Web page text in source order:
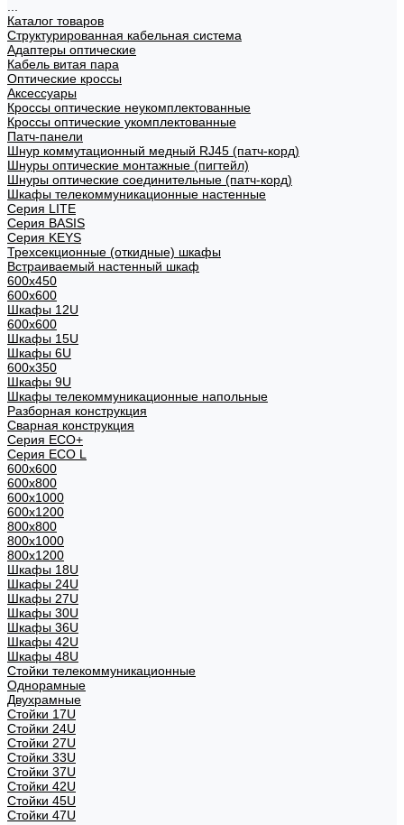
Каталог товаров
Структурированная кабельная система
Адаптеры оптические
Кабель витая пара
Оптические кроссы
Аксессуары
Кроссы оптические неукомплектованные
Кроссы оптические укомплектованные
Патч-панели
Шнур коммутационный медный RJ45 (патч-корд)
Шнуры оптические монтажные (пигтейл)
Шнуры оптические соединительные (патч-корд)
Шкафы телекоммуникационные настенные
Cерия LITE
Cерия BASIS
Cерия KEYS
Трехсекционные (откидные) шкафы
Встраиваемый настенный шкаф
600x450
600x600
Шкафы 12U
600x600
Шкафы 15U
Шкафы 6U
600x350
Шкафы 9U
Шкафы телекоммуникационные напольные
Разборная конструкция
Сварная конструкция
Серия ECO+
Серия ECO L
600x600
600x800
600х1000
600х1200
800x800
800х1000
800х1200
Шкафы 18U
Шкафы 24U
Шкафы 27U
Шкафы 30U
Шкафы 36U
Шкафы 42U
Шкафы 48U
Стойки телекоммуникационные
Однорамные
Двухрамные
Стойки 17U
Стойки 24U
Стойки 27U
Стойки 33U
Стойки 37U
Стойки 42U
Стойки 45U
Стойки 47U